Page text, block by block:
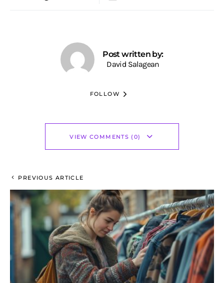
Post written by:
David Salagean
FOLLOW
VIEW COMMENTS (0)
PREVIOUS ARTICLE